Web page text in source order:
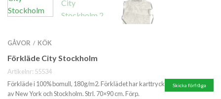
GÅVOR / KÖK
Förkläde City Stockholm
Artikelnr: 55534
Skicka förfråga
Förkläde i 100% bomull, 180g/m2. Förklädet har karttryck
av New York och Stockholm. Strl. 70×90 cm. Förp.